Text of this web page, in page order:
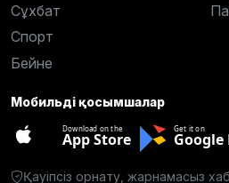
Сұхбат
Спорт
Бейне
Мобильді қосымшалар
Download on the
App Store
Get it on
Google
Қауіпсіз орнату, жарнамасыз